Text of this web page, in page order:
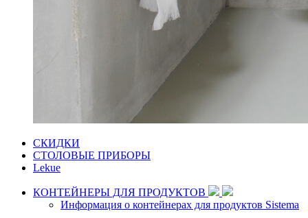
СКИДКИ
СТОЛОВЫЕ ПРИБОРЫ
Lekue
КОНТЕЙНЕРЫ ДЛЯ ПРОДУКТОВ
Информация о контейнерах для продуктов Sistema